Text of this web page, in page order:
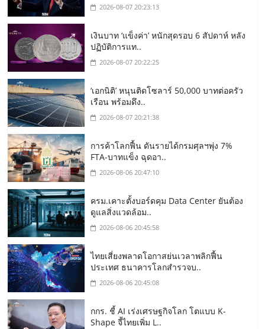
2026-08-07 20:23:13
เงินบาท ‘แข็งค่า’ หนักสุดรอบ 6 สัปดาห์ หลัง
ปฏิบัติการแท..
2026-08-07 20:22:25
‘เอกนิติ’ หนุนติดโซลาร์ 50,000 บาทต่อครัว
เรือน พร้อมดึง..
2026-08-07 20:21:38
การค้าโลกฟื้น ดันรายได้กรมศุลฯพุ่ง 7%
FTA-บาทแข็ง ฉุดอา..
2026-08-06 20:47:10
ครม.เคาะตั้งบอร์ดคุม Data Center ยันต้อง
ดูแลสิ่งแวดล้อม..
2026-08-06 20:45:58
ไทยเสี่ยงพลาดโอกาสย่นเวลาพลิกฟื้น
ประเทศ ธนาคารโลกสำรวจบ..
2026-08-06 20:45:08
กกร. ชี้ AI เร่งเศรษฐกิจโลก โตแบบ K-
Shape จี้ไทยเพิ่ม L..